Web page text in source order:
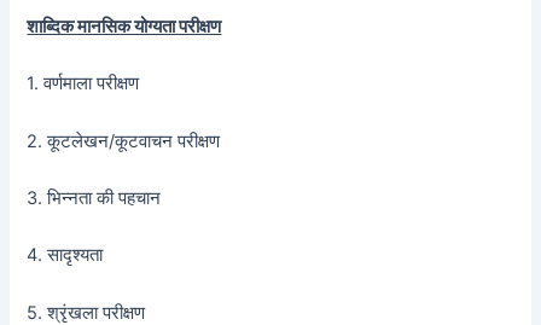
शाब्दिक मानसिक योग्यता परीक्षण
1. वर्णमाला परीक्षण
2. कूटलेखन/कूटवाचन परीक्षण
3. भिन्नता की पहचान
4. सादृश्यता
5. श्रृंखला परीक्षण